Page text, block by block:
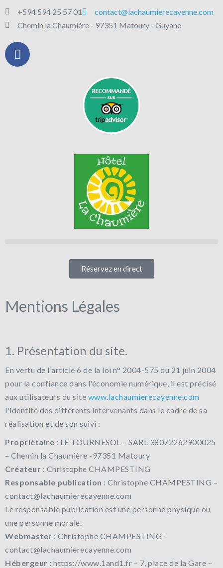
+594 594 25 57 01
contact@lachaumierecayenne.com
Chemin la Chaumière - 97351 Matoury - Guyane
Réservez en direct
Mentions Légales
1. Présentation du site.
En vertu de l'article 6 de la loi n° 2004-575 du 21 juin 2004
pour la confiance dans l'économie numérique, il est précisé
aux utilisateurs du site www.lachaumierecayenne.com
l'identité des différents intervenants dans le cadre de sa
réalisation et de son suivi :
Propriétaire : LE TOURNESOL – SARL 38072262900025
– Chemin la Chaumière -97351 Matoury
Créateur : Christophe CHAMPESTING
Responsable publication : Christophe CHAMPESTING –
contact@lachaumierecayenne.com
Le responsable publication est une personne physique ou
une personne morale.
Webmaster : Christophe CHAMPESTING –
contact@lachaumierecayenne.com
Hébergeur : https://www.1and1.fr – 7, place de la Gare –